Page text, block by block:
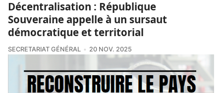
Décentralisation : République
Souveraine appelle à un sursaut
démocratique et territorial
SECRETARIAT GÉNÉRAL 20 NOV. 2025